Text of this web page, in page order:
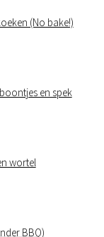
(No bake!)
en spek
wortel
BBQ)